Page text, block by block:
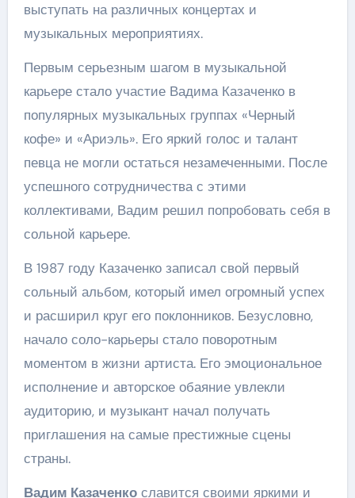
выступать на различных концертах и
музыкальных мероприятиях.
Первым серьезным шагом в музыкальной
карьере стало участие Вадима Казаченко в
популярных музыкальных группах «Черный
кофе» и «Ариэль». Его яркий голос и талант
певца не могли остаться незамеченными. После
успешного сотрудничества с этими
коллективами, Вадим решил попробовать себя в
сольной карьере.
В 1987 году Казаченко записал свой первый
сольный альбом, который имел огромный успех
и расширил круг его поклонников. Безусловно,
начало соло-кaрьеры стало поворотным
моментом в жизни артиста. Его эмоциональное
исполнение и авторское обаяние увлекли
аудиторию, и музыкант начал получать
приглашения на самые престижные сцены
страны.
Вадим Казаченкославится своими яркими и